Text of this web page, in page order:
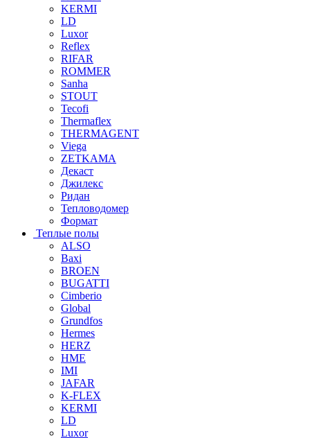
KERMI
LD
Luxor
Reflex
RIFAR
ROMMER
Sanha
STOUT
Tecofi
Thermaflex
THERMAGENT
Viega
ZETKAMA
Декаст
Джилекс
Ридан
Тепловодомер
Формат
Теплые полы
ALSO
Baxi
BROEN
BUGATTI
Cimberio
Global
Grundfos
Hermes
HERZ
HME
IMI
JAFAR
K-FLEX
KERMI
LD
Luxor